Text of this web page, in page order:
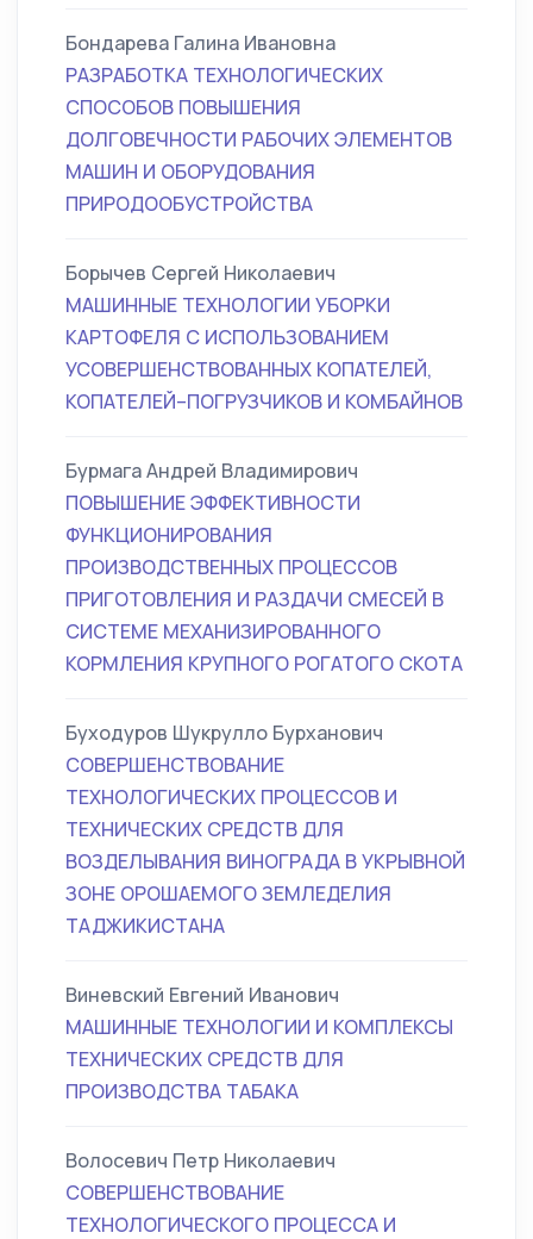
Бондарева Галина Ивановна
РАЗРАБОТКА ТЕХНОЛОГИЧЕСКИХ
СПОСОБОВ ПОВЫШЕНИЯ
ДОЛГОВЕЧНОСТИ РАБОЧИХ ЭЛЕМЕНТОВ
МАШИН И ОБОРУДОВАНИЯ
ПРИРОДООБУСТРОЙСТВА
Борычев Сергей Николаевич
МАШИННЫЕ ТЕХНОЛОГИИ УБОРКИ
КАРТОФЕЛЯ С ИСПОЛЬЗОВАНИЕМ
УСОВЕРШЕНСТВОВАННЫХ КОПАТЕЛЕЙ,
КОПАТЕЛЕЙ–ПОГРУЗЧИКОВ И КОМБАЙНОВ
Бурмага Андрей Владимирович
ПОВЫШЕНИЕ ЭФФЕКТИВНОСТИ
ФУНКЦИОНИРОВАНИЯ
ПРОИЗВОДСТВЕННЫХ ПРОЦЕССОВ
ПРИГОТОВЛЕНИЯ И РАЗДАЧИ СМЕСЕЙ В
СИСТЕМЕ МЕХАНИЗИРОВАННОГО
КОРМЛЕНИЯ КРУПНОГО РОГАТОГО СКОТА
Буходуров Шукрулло Бурханович
СОВЕРШЕНСТВОВАНИЕ
ТЕХНОЛОГИЧЕСКИХ ПРОЦЕССОВ И
ТЕХНИЧЕСКИХ СРЕДСТВ ДЛЯ
ВОЗДЕЛЫВАНИЯ ВИНОГРАДА В УКРЫВНОЙ
ЗОНЕ ОРОШАЕМОГО ЗЕМЛЕДЕЛИЯ
ТАДЖИКИСТАНА
Виневский Евгений Иванович
МАШИННЫЕ ТЕХНОЛОГИИ И КОМПЛЕКСЫ
ТЕХНИЧЕСКИХ СРЕДСТВ ДЛЯ
ПРОИЗВОДСТВА ТАБАКА
Волосевич Петр Николаевич
СОВЕРШЕНСТВОВАНИЕ
ТЕХНОЛОГИЧЕСКОГО ПРОЦЕССА И